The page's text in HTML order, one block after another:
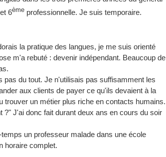
et 6ème professionnelle. Je suis temporaire.
la pratique des langues, je me suis orienté
m'a rebuté : devenir indépendant. Beaucoup de
du tout. Je n'utilisais pas suffisamment les
aux clients de payer ce qu'ils devaient à la
un métier plus riche en contacts humains.
J'ai donc fait durant deux ans en cours du soir
un professeur malade dans une école
horaire complet.